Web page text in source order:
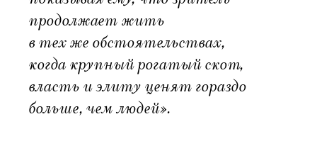
продолжает жить
в тех же обстоятельствах,
когда крупный рогатый скот,
власть и элиту ценят гораздо
больше, чем людей».